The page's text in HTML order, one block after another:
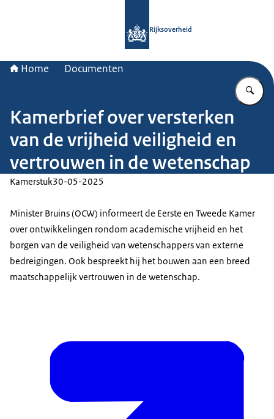
Rijksoverheid
Home Documenten
Kamerbrief over versterken
van de vrijheid veiligheid en
vertrouwen in de wetenschap
Kamerstuk30-05-2025
Minister Bruins (OCW) informeert de Eerste en Tweede Kamer
over ontwikkelingen rondom academische vrijheid en het
borgen van de veiligheid van wetenschappers van externe
bedreigingen. Ook bespreekt hij het bouwen aan een breed
maatschappelijk vertrouwen in de wetenschap.